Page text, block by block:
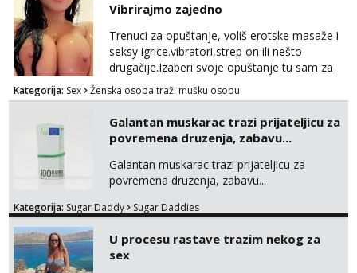
Vibrirajmo zajedno
Trenuci za opuštanje, voliš erotske masaže i
seksy igrice.vibratori,strep on ili nešto
drugačije.Izaberi svoje opuštanje tu sam za
tebe.sve info na mob 095/762-8147
Kategorija: Sex Ženska osoba traži mušku osobu
Galantan muskarac trazi prijateljicu za
povremena druzenja, zabavu...
Galantan muskarac trazi prijateljicu za
povremena druzenja, zabavu...
Kategorija: Sugar Daddy Sugar Daddies
U procesu rastave trazim nekog za
sex